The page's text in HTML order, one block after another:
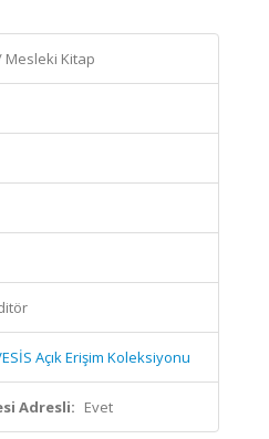
Mesleki Kitap
Açık Erişim Koleksiyonu
Adresli: Evet